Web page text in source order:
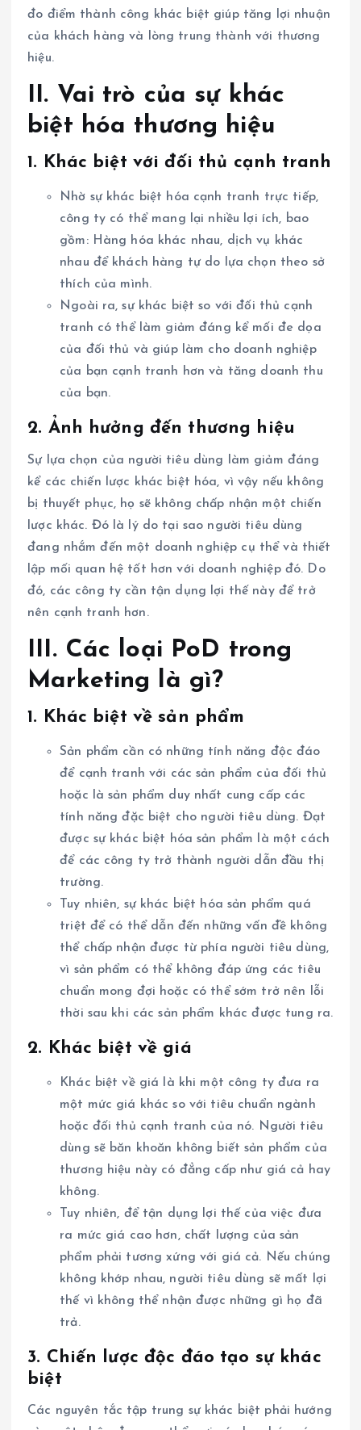
đo điểm thành công khác biệt giúp tăng lợi nhuận
của khách hàng và lòng trung thành với thương
hiệu.
II. Vai trò của sự khác
biệt hóa thương hiệu
1. Khác biệt với đối thủ cạnh tranh
Nhờ sự khác biệt hóa cạnh tranh trực tiếp,
công ty có thể mang lại nhiều lợi ích, bao
gồm: Hàng hóa khác nhau, dịch vụ khác
nhau để khách hàng tự do lựa chọn theo sở
thích của mình.
Ngoài ra, sự khác biệt so với đối thủ cạnh
tranh có thể làm giảm đáng kể mối đe dọa
của đối thủ và giúp làm cho doanh nghiệp
của bạn cạnh tranh hơn và tăng doanh thu
của bạn.
2. Ảnh hưởng đến thương hiệu
Sự lựa chọn của người tiêu dùng làm giảm đáng
kể các chiến lược khác biệt hóa, vì vậy nếu không
bị thuyết phục, họ sẽ không chấp nhận một chiến
lược khác. Đó là lý do tại sao người tiêu dùng
đang nhắm đến một doanh nghiệp cụ thể và thiết
lập mối quan hệ tốt hơn với doanh nghiệp đó. Do
đó, các công ty cần tận dụng lợi thế này để trở
nên cạnh tranh hơn.
III. Các loại PoD trong
Marketing là gì?
1. Khác biệt về sản phẩm
Sản phẩm cần có những tính năng độc đáo
để cạnh tranh với các sản phẩm của đối thủ
hoặc là sản phẩm duy nhất cung cấp các
tính năng đặc biệt cho người tiêu dùng. Đạt
được sự khác biệt hóa sản phẩm là một cách
để các công ty trở thành người dẫn đầu thị
trường.
Tuy nhiên, sự khác biệt hóa sản phẩm quá
triệt để có thể dẫn đến những vấn đề không
thể chấp nhận được từ phía người tiêu dùng,
vì sản phẩm có thể không đáp ứng các tiêu
chuẩn mong đợi hoặc có thể sớm trở nên lỗi
thời sau khi các sản phẩm khác được tung ra.
2. Khác biệt về giá
Khác biệt về giá là khi một công ty đưa ra
một mức giá khác so với tiêu chuẩn ngành
hoặc đối thủ cạnh tranh của nó. Người tiêu
dùng sẽ băn khoăn không biết sản phẩm của
thương hiệu này có đẳng cấp như giá cả hay
không.
Tuy nhiên, để tận dụng lợi thế của việc đưa
ra mức giá cao hơn, chất lượng của sản
phẩm phải tương xứng với giá cả. Nếu chúng
không khớp nhau, người tiêu dùng sẽ mất lợi
thế vì không thể nhận được những gì họ đã
trả.
3. Chiến lược độc đáo tạo sự khác
biệt
Các nguyên tắc tập trung sự khác biệt phải hướng